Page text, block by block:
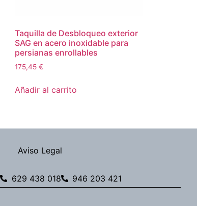
Taquilla de Desbloqueo exterior
SAG en acero inoxidable para
persianas enrollables
175,45€
Añadir al carrito
Aviso Legal
629 438 018 946 203 421